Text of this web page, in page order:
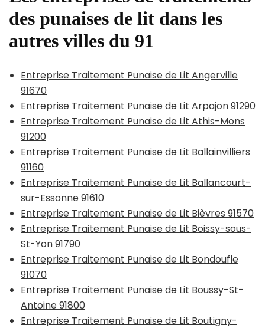
des punaises de lit dans les
autres villes du 91
Entreprise Traitement Punaise de Lit Angerville
91670
Entreprise Traitement Punaise de Lit Arpajon 91290
Entreprise Traitement Punaise de Lit Athis-Mons
91200
Entreprise Traitement Punaise de Lit Ballainvilliers
91160
Entreprise Traitement Punaise de Lit Ballancourt-
sur-Essonne 91610
Entreprise Traitement Punaise de Lit Bièvres 91570
Entreprise Traitement Punaise de Lit Boissy-sous-
St-Yon 91790
Entreprise Traitement Punaise de Lit Bondoufle
91070
Entreprise Traitement Punaise de Lit Boussy-St-
Antoine 91800
Entreprise Traitement Punaise de Lit Boutigny-